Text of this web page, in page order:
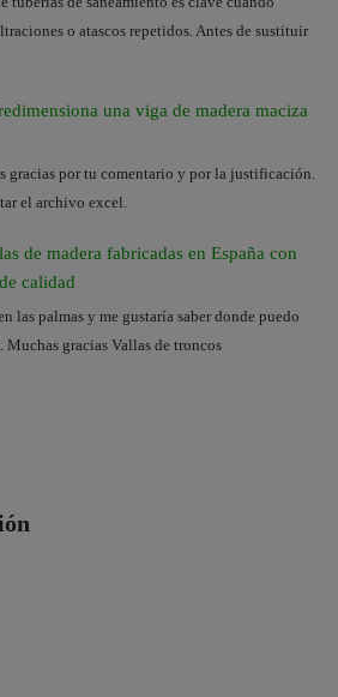
o atascos repetidos. Antes de sustituir
una viga de madera maciza
gracias por tu comentario y por la justificación.
el archivo excel.
de madera fabricadas en España con
calidad
las palmas y me gustaría saber donde puedo
Muchas gracias Vallas de troncos